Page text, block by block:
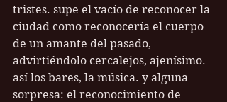
tristes. supe el vacío de reconocer la
ciudad como reconocería el cuerpo
de un amante del pasado,
advirtiéndolo cercalejos, ajenísimo.
así los bares, la música. y alguna
sorpresa: el reconocimiento de